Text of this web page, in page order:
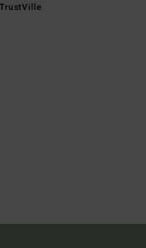
TrustVille